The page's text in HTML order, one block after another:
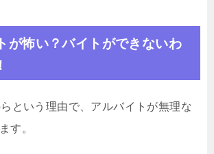
が怖い？バイトができないわ
という理由で、アルバイトが無理な
す。